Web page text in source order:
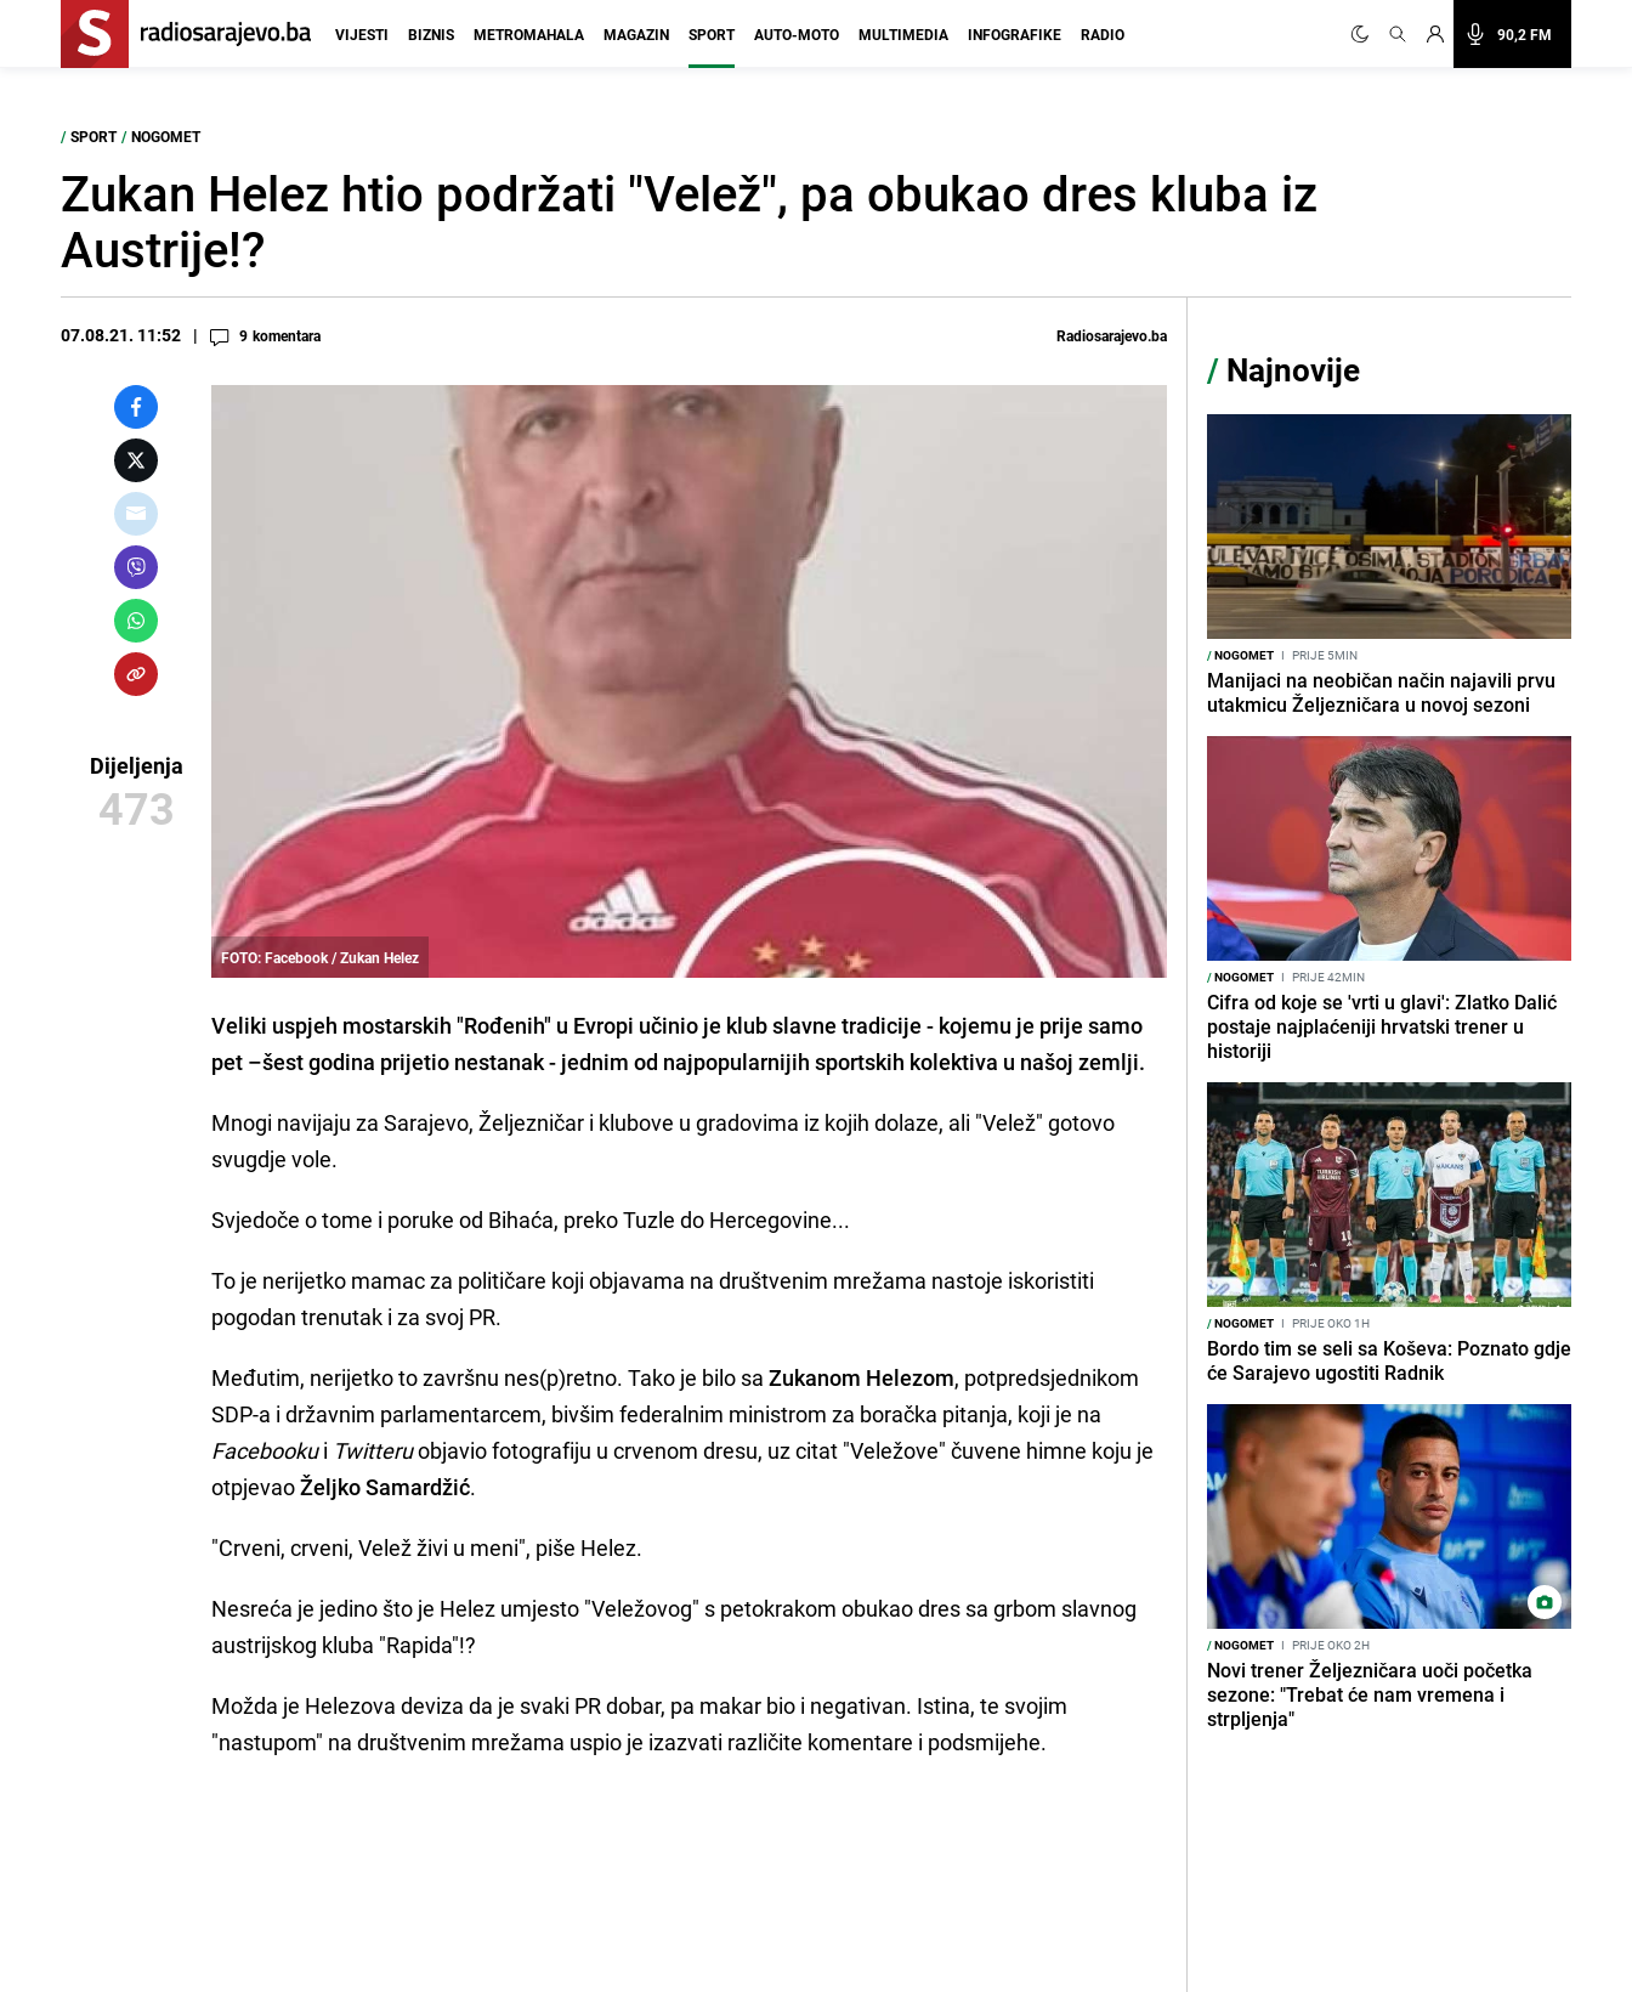
90,2 FM
VIJESTI BIZNIS METROMAHALA MAGAZIN SPORT AUTO-MOTO MULTIMEDIA INFOGRAFIKE RADIO
/ SPORT / NOGOMET
Zukan Helez htio podržati "Velež", pa obukao dres kluba iz
Austrije!?
07.08.21. 11:52 9 komentara Radiosarajevo.ba
Dijeljenja
473
FOTO: Facebook / Zukan Helez
Veliki uspjeh mostarskih "Rođenih" u Evropi učinio je klub slavne tradicije - kojemu je prije samo
pet –šest godina prijetio nestanak - jednim od najpopularnijih sportskih kolektiva u našoj zemlji.
Mnogi navijaju za Sarajevo, Željezničar i klubove u gradovima iz kojih dolaze, ali "Velež" gotovo
svugdje vole.
Svjedoče o tome i poruke od Bihaća, preko Tuzle do Hercegovine...
To je nerijetko mamac za političare koji objavama na društvenim mrežama nastoje iskoristiti
pogodan trenutak i za svoj PR.
Međutim, nerijetko to završnu nes(p)retno. Tako je bilo saZukanom Helezom, potpredsjednikom
SDP-a i državnim parlamentarcem, bivšim federalnim ministrom za boračka pitanja, koji je na
Facebookui Twitteruobjavio fotografiju u crvenom dresu, uz citat "Veležove" čuvene himne koju je
otpjevaoŽeljko Samardžić.
"Crveni, crveni, Velež živi u meni", piše Helez.
Nesreća je jedino što je Helez umjesto "Veležovog" s petokrakom obukao dres sa grbom slavnog
austrijskog kluba "Rapida"!?
Možda je Helezova deviza da je svaki PR dobar, pa makar bio i negativan. Istina, te svojim
"nastupom" na društvenim mrežama uspio je izazvati različite komentare i podsmijehe.
/ Najnovije
/NOGOMET I PRIJE 5MIN
Manijaci na neobičan način najavili prvu
utakmicu Željezničara u novoj sezoni
/NOGOMET I PRIJE 42MIN
Cifra od koje se 'vrti u glavi': Zlatko Dalić
postaje najplaćeniji hrvatski trener u
historiji
/NOGOMET I PRIJE OKO 1H
Bordo tim se seli sa Koševa: Poznato gdje
će Sarajevo ugostiti Radnik
/NOGOMET I PRIJE OKO 2H
Novi trener Željezničara uoči početka
sezone: "Trebat će nam vremena i
strpljenja"